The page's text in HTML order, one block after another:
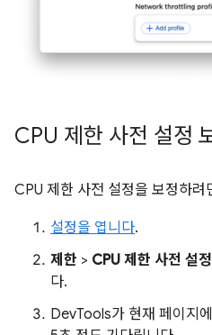
CPU 제한 사전 설정
CPU 제한 사전 설정을 보정하려
설정을 엽니다.
제한 > CPU 제한 사전 설정
다.
DevTools가 현재 페이지